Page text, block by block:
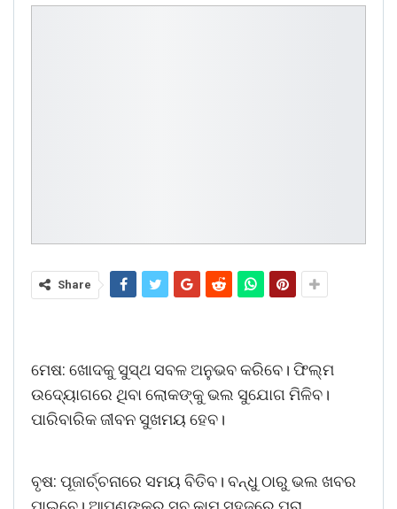
Share
ମେଷ: ଖୋଦକୁ ସୁସ୍ଥ ସବଳ ଅନୁଭବ କରିବେ। ଫିଲ୍ମ
ଉଦ୍ୟୋଗରେ ଥିବା ଲୋକଙ୍କୁ ଭଲ ସୁଯୋଗ ମିଳିବ।
ପାରିବାରିକ ଜୀବନ ସୁଖମୟ ହେବ।
ବୃଷ: ପୂଜାର୍ଚ୍ଚନାରେ ସମୟ ବିତିବ। ବନ୍ଧୁ ଠାରୁ ଭଲ ଖବର